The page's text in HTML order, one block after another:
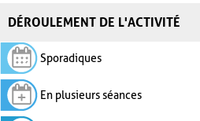
DÉROULEMENT DE L'ACTIVITÉ
Sporadiques
En plusieurs séances